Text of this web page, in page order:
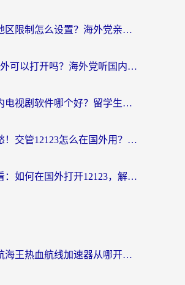
豆瓣音乐地区限制怎么设置？海外党亲测有效的回国加速方案来了
全民k歌国外可以打开吗？海外党听国内音乐听书的实用指南
海外看国内电视剧软件哪个好？留学生亲测有效的追剧加速方案
海外党别愁！交管12123怎么在国外用？一篇搞定回国资源访问难题
海外党必看：如何在国外打开12123，解决小程序登录难题
苹果手机航海王热血航线加速器从哪开启？海外玩家国服畅玩全攻略